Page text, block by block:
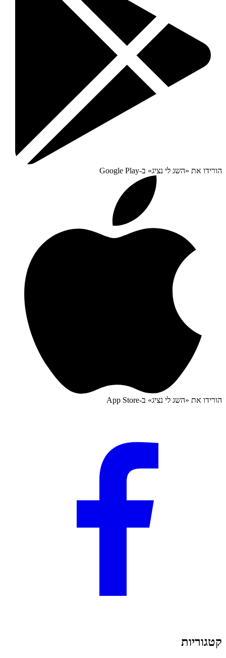
הורידו את «השג לי נציג» ב-Google Play
הורידו את «השג לי נציג» ב-App Store
קטגוריות